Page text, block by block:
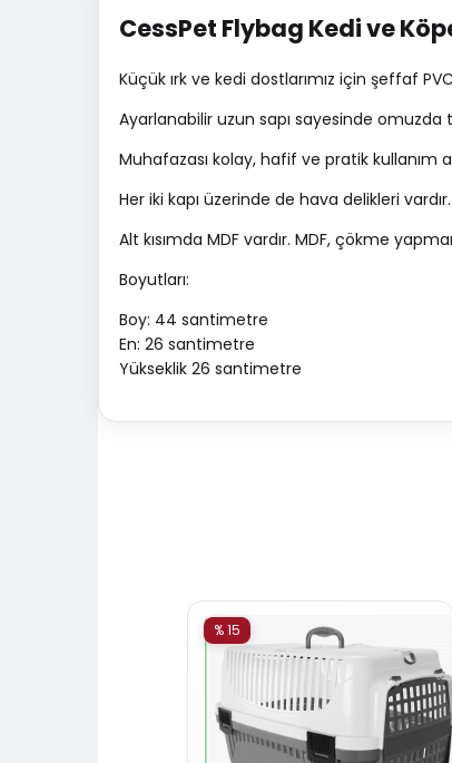
CessPet Flybag Kedi ve
Küçük ırk ve kedi dostlarımız için şeffaf
Ayarlanabilir uzun sapı sayesinde omuzda
Muhafazası kolay, hafif ve pratik kullanım
Her iki kapı üzerinde de hava delikleri
Alt kısımda MDF vardır. MDF, çökme
Boyutları:
Boy: 44 santimetre
En: 26 santimetre
Yükseklik 26 santimetre
% 15